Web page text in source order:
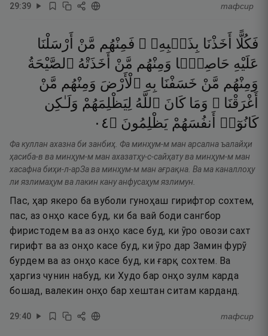
29:39 тафсир
فَكُلًّا أَخَذْنَا بِذَنۢبِهِۦ ۖ فَمِنْهُم مَّنْ
أَرْسَلْنَا
عَلَيْهِ حَاصِبًۭا وَمِنْهُم مَّنْ أَخَذَتْهُ ٱلصَّيْحَةُ
وَمِنْهُم مَّنْ خَسَفْنَا بِهِ ٱلْأَرْضَ وَمِنْهُم مَّنْ
أَغْرَقْنَا ۚ وَمَا كَانَ ٱللَّهُ لِيَظْلِمَهُمْ وَلَـٰكِن
كَانُوٓا۟
أَنفُسَهُمْ يَظْلِمُونَ ۝٤٠
Фа куллан ахазна би занбиҳ. Фа минҳум-м ман арсална ъалайҳи
ҳасиба-в ва минҳум-м ман ахазатҳу-с-сайҳату ва минҳум-м ман
хасафна биҳи-л-арЗа ва минҳум-м ман ағрақна. Ва ма каналлоҳу
ли язлимаҳум ва лакин кану анфусаҳум язлимун.
Пас, ҳар якеро ба вуболи гуноҳаш гирифтор сохтем,
пас, аз онҳо касе буд, ки ба вай боди сангбор
фиристодем ва аз онҳо касе буд, ки ӯро овози сахт
гирифт ва аз онҳо касе буд, ки ӯро дар Замин фурӯ
бурдем ва аз онҳо касе буд, ки ғарқ сохтем. Ва
ҳаргиз чунин набуд, ки Худо бар онҳо зулм карда
бошад, валекин онҳо бар хештан ситам карданд.
29:40 тафсир